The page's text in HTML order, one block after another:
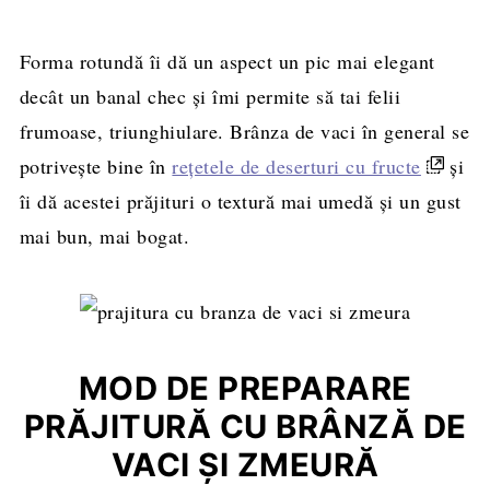
Forma rotundă îi dă un aspect un pic mai elegant
decât un banal chec și îmi permite să tai felii
frumoase, triunghiulare. Brânza de vaci în general se
potrivește bine înrețetele de deserturi cu fructe
și
îi dă acestei prăjituri o textură mai umedă și un gust
mai bun, mai bogat.
MOD DE PREPARARE
PRĂJITURĂ CU BRÂNZĂ DE
VACI ȘI ZMEURĂ